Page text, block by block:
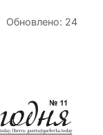
Обновлено: 24